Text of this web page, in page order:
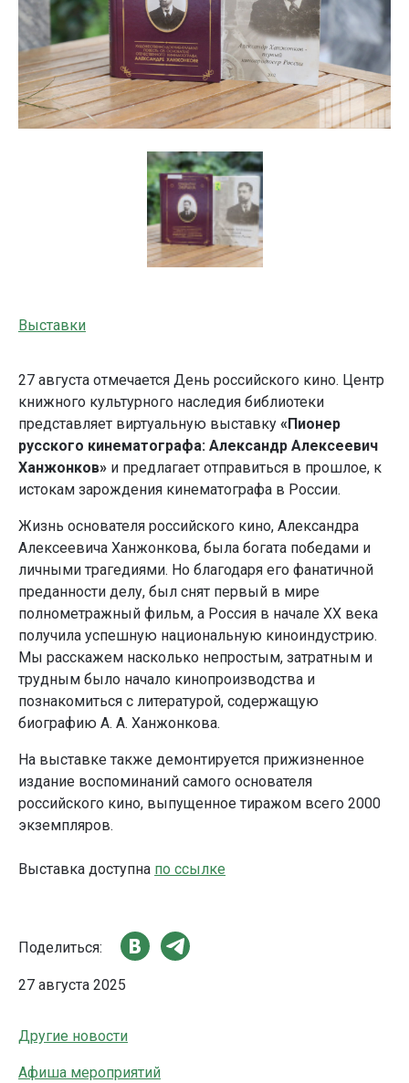
Выставки
27 августа отмечается День российского кино. Центр
книжного культурного наследия библиотеки
представляет виртуальную выставку «Пионер
русского кинематографа: Александр Алексеевич
Ханжонков» и предлагает отправиться в прошлое, к
истокам зарождения кинематографа в России.
Жизнь основателя российского кино, Александра
Алексеевича Ханжонкова, была богата победами и
личными трагедиями. Но благодаря его фанатичной
преданности делу, был снят первый в мире
полнометражный фильм, а Россия в начале XX века
получила успешную национальную киноиндустрию.
Мы расскажем насколько непростым, затратным и
трудным было начало кинопроизводства и
познакомиться с литературой, содержащую
биографию А. А. Ханжонкова.
На выставке также демонтируется прижизненное
издание воспоминаний самого основателя
российского кино, выпущенное тиражом всего 2000
экземпляров.
Выставка доступна по ссылке
Поделиться:
27 августа 2025
Другие новости
Афиша мероприятий